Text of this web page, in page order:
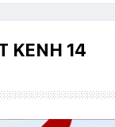
KENH 14